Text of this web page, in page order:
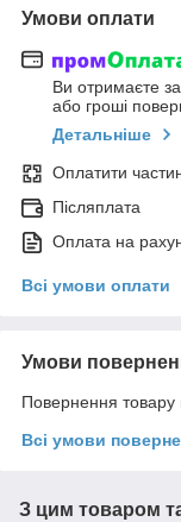
Умови оплати
Ви отримаєте
або гроші
Детальніше
Оплатити
Післяплата
Оплата на
Всі умови оплати
Умови
Повернення товару
Всі умови
З цим товаром